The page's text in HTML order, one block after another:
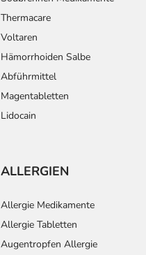
Thermacare
Voltaren
Hämorrhoiden Salbe
Abführmittel
Magentabletten
Lidocain
ALLERGIEN
Allergie Medikamente
Allergie Tabletten
Augentropfen Allergie